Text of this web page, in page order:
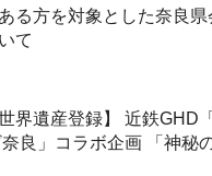
る方を対象とした奈良
て
界遺産登録】 近鉄GHD
良」コラボ企画 「神秘